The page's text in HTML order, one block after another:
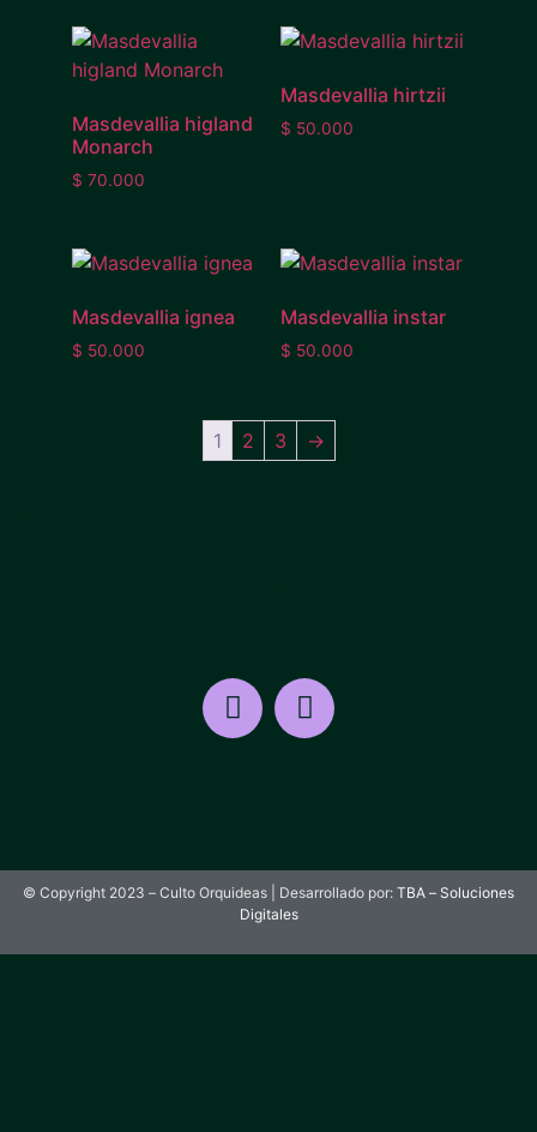
Masdevallia higland
Monarch
$ 70.000
Masdevallia hirtzii
$ 50.000
Masdevallia ignea
$ 50.000
Masdevallia instar
$ 50.000
1 2 3 →
© Copyright 2023 – Culto Orquideas | Desarrollado por: TBA – Soluciones
Digitales